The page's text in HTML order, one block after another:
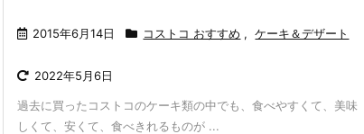
2015年6月14日 コストコ おすすめ , ケーキ＆デザート
2022年5月6日
過去に買ったコストコのケーキ類の中でも、食べやすくて、美味
しくて、安くて、食べきれるものが ...